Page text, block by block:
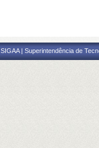
SIGAA | Superintendência de